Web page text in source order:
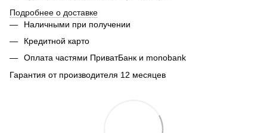
Подробнее о доставке
Наличными при получении
Кредитной карто
Оплата частями ПриватБанк и monobank
Гарантия от производителя 12 месяцев